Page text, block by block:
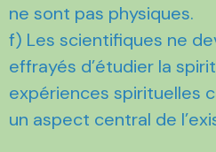
ne sont pas physiques.
f) Les scientifiques ne
effrayés d’étudier la
expériences spirituelles
un aspect central de